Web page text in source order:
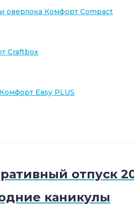
Комфорт Compact
Craftbox
Easy PLUS
отпуск
каникулы